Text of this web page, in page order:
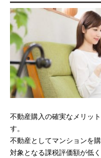
不動産購入の確実なメリッ
す。
不動産としてマンションを
対象となる課税評価額が低く